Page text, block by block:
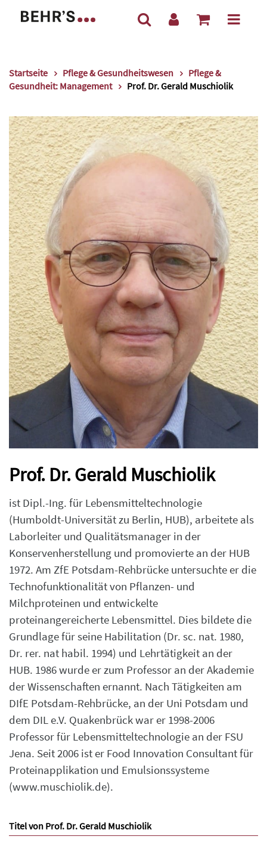
Startseite Pflege & Gesundheitswesen
Pflege &
Gesundheit: Management
Prof. Dr. Gerald Muschiolik
Prof. Dr. Gerald Muschiolik
ist Dipl.-Ing. für Lebensmitteltechnologie
(Humboldt-Universität zu Berlin, HUB), arbeitete als
Laborleiter und Qualitätsmanager in der
Konservenherstellung und promovierte an der HUB
1972. Am ZfE Potsdam-Rehbrücke untersuchte er die
Technofunktionalität von Pflanzen- und
Milchproteinen und entwickelte
proteinangereicherte Lebensmittel. Dies bildete die
Grundlage für seine Habilitation (Dr. sc. nat. 1980,
Dr. rer. nat habil. 1994) und Lehrtätigkeit an der
HUB. 1986 wurde er zum Professor an der Akademie
der Wissenschaften ernannt. Nach Tätigkeiten am
DIfE Potsdam-Rehbrücke, an der Uni Potsdam und
dem DIL e.V. Quakenbrück war er 1998-2006
Professor für Lebensmitteltechnologie an der FSU
Jena. Seit 2006 ist er Food Innovation Consultant für
Proteinapplikation und Emulsionssysteme
(www.muschiolik.de).
Titel von Prof. Dr. Gerald Muschiolik